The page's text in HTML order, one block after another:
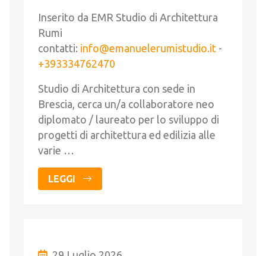
Inserito da EMR Studio di Architettura
Rumi
contatti: info@emanuelerumistudio.it -
+393334762470
Studio di Architettura con sede in
Brescia, cerca un/a collaboratore neo
diplomato / laureato per lo sviluppo di
progetti di architettura ed edilizia alle
varie …
LEGGI